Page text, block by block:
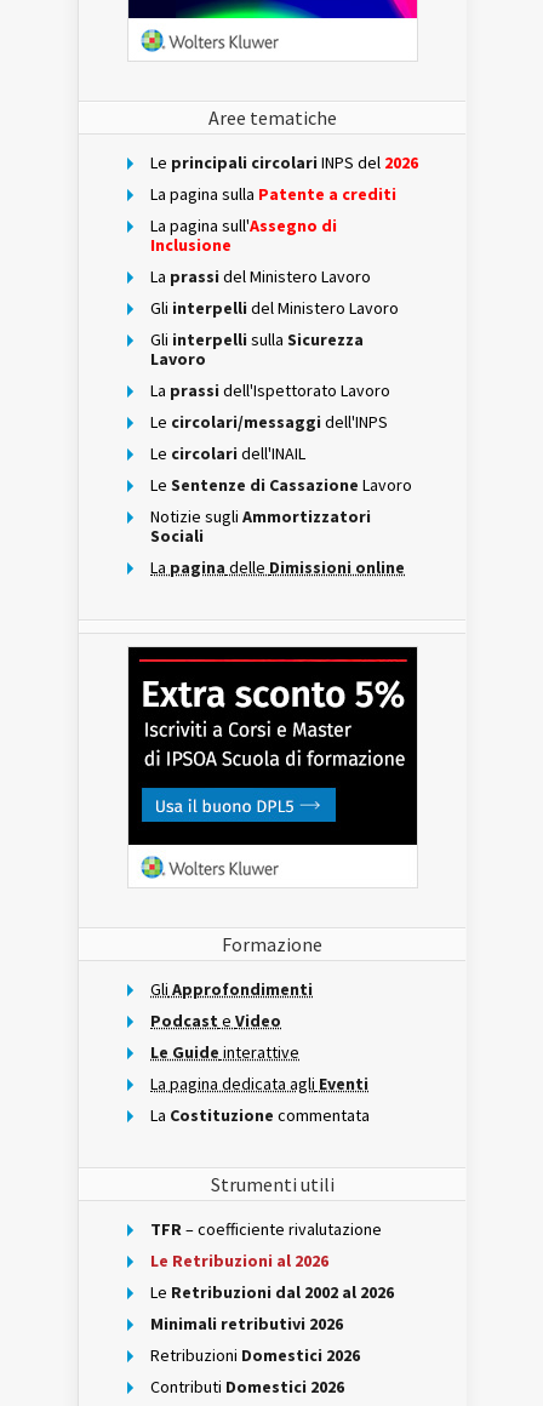
Aree tematiche
Le principali circolari INPS del 2026
La pagina sulla Patente a crediti
La pagina sull'Assegno di
Inclusione
La prassi del Ministero Lavoro
Gli interpelli del Ministero Lavoro
Gli interpelli sulla Sicurezza
Lavoro
La prassi dell'Ispettorato Lavoro
Le circolari/messaggi dell'INPS
Le circolari dell'INAIL
Le Sentenze di Cassazione Lavoro
Notizie sugli Ammortizzatori
Sociali
La pagina delle Dimissioni online
Formazione
Gli Approfondimenti
Podcast e Video
Le Guide interattive
La pagina dedicata agli Eventi
La Costituzione commentata
Strumenti utili
TFR– coefficiente rivalutazione
Le Retribuzioni al 2026
Le Retribuzioni dal 2002 al 2026
Minimali retributivi 2026
Retribuzioni Domestici 2026
Contributi Domestici 2026